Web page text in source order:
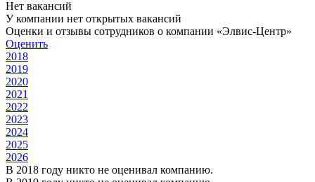
Нет вакансий
У компании нет открытых вакансий
Оценки и отзывы сотрудников о компании «Элвис-Центр»
Оценить
2018
2019
2020
2021
2022
2023
2024
2025
2026
В 2018 году никто не оценивал компанию.